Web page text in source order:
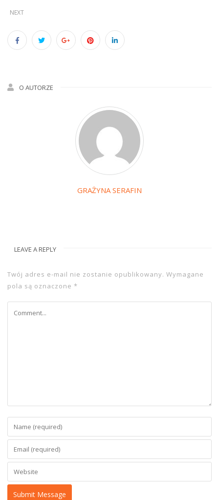
NEXT
O AUTORZE
GRAŻYNA SERAFIN
LEAVE A REPLY
Twój adres e-mail nie zostanie opublikowany. Wymagane
pola są oznaczone *